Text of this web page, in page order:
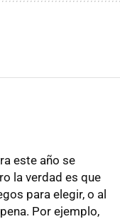
este año se
la verdad es que
para elegir, o al
Por ejemplo,